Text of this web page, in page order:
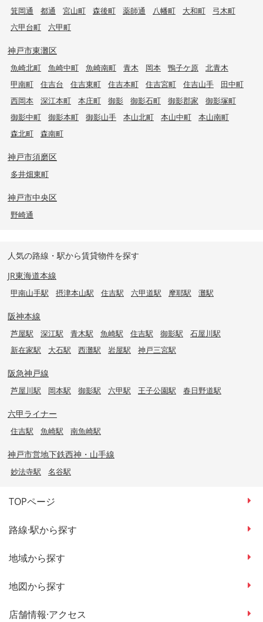
箕岡通
都通 宮山町 森後町 薬師通 八幡町 大和町
弓木町
六甲台町
六甲町
神戸市東灘区
魚崎北町 魚崎中町 魚崎南町 青木 岡本 鴨子ケ原
北青木
甲南町
住吉台 住吉東町 住吉本町 住吉宮町 住吉山手
田中町
西岡本
深江本町 本庄町 御影 御影石町 御影郡家
御影塚町
御影中町
御影本町 御影山手 本山北町 本山中町
本山南町
森北町
森南町
神戸市須磨区
多井畑東町
神戸市中央区
野崎通
人気の路線・駅から賃貸物件を探す
JR東海道本線
甲南山手駅 摂津本山駅 住吉駅 六甲道駅 摩耶駅 灘駅
阪神本線
芦屋駅 深江駅 青木駅 魚崎駅 住吉駅 御影駅
石屋川駅
新在家駅
大石駅 西灘駅 岩屋駅 神戸三宮駅
阪急神戸線
芦屋川駅 岡本駅 御影駅 六甲駅 王子公園駅 春日野道駅
六甲ライナー
住吉駅 魚崎駅 南魚崎駅
神戸市営地下鉄西神・山手線
妙法寺駅 名谷駅
TOPページ
路線·駅から探す
地域から探す
地図から探す
店舗情報·アクセス